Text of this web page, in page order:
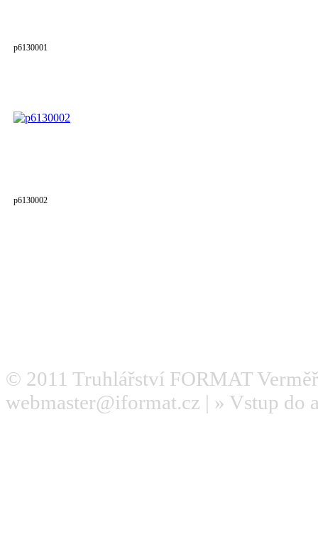
p6130001
p6130002
© 2011 Truhlářství FORMAT
webmaster@iformat.cz | » Vstup do